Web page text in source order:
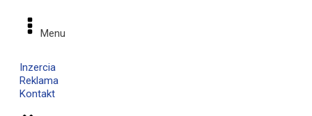
Menu
Inzercia
Reklama
Kontakt